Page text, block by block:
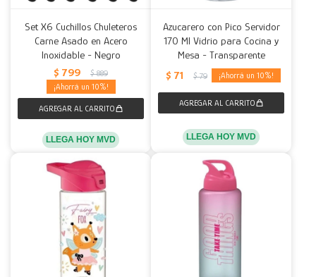
Set X6 Cuchillos Chuleteros
Carne Asado en Acero
Inoxidable - Negro
$ 799 $ 889
10
LLEGA HOY MVD
Azucarero con Pico Servidor
170 Ml Vidrio para Cocina y
Mesa - Transparente
$ 71 $ 79 10
LLEGA HOY MVD